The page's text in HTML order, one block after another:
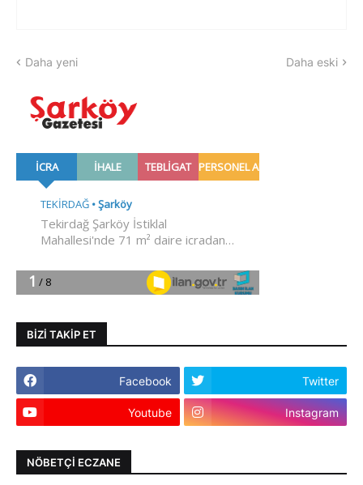
Daha yeni Daha eski
BIZI TAKIP ET
Facebook Twitter
Youtube Instagram
NÖBETÇI ECZANE